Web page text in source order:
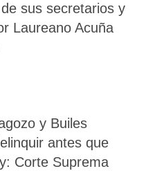
sus secretarios y
Laureano Acuña
y Builes
antes que
Corte Suprema